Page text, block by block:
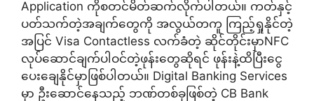
Application ကိုစတင်မိတ်ဆက်လိုက်ပါတယ်။ ကတ်နှင့်
ပတ်သက်တဲ့အချက်တွေကို အလွယ်တကူ ကြည့်ရှုနိုင်တဲ့
အပြင် Visa Contactless လက်ခံတဲ့ ဆိုင်တိုင်းမှာNFC
လုပ်ဆောင်ချက်ပါဝင်တဲ့ဖုန်းတွေဆိုရင် ဖုန်းနဲ့ထိပြီးငွေ
ပေးချေနိုင်မှာဖြစ်ပါတယ်။ Digital Banking Services
မှာ ဦးဆောင်နေသည့် ဘဏ်တစ်ခုဖြစ်တဲ့ CB Bank